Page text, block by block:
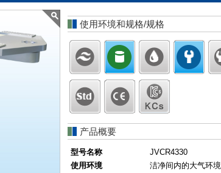
使用环境和规格/规格
产品概要
型号名称
JVCR4330
使用环境
洁净间内的大气环境